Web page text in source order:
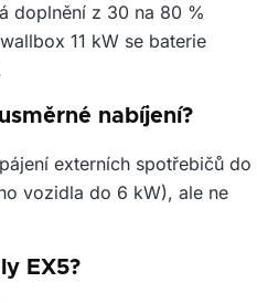
doplnění z 30 na 80 %
11 kW se baterie
nabíjení?
externích spotřebičů do
vozidla do 6 kW), ale ne
EX5?